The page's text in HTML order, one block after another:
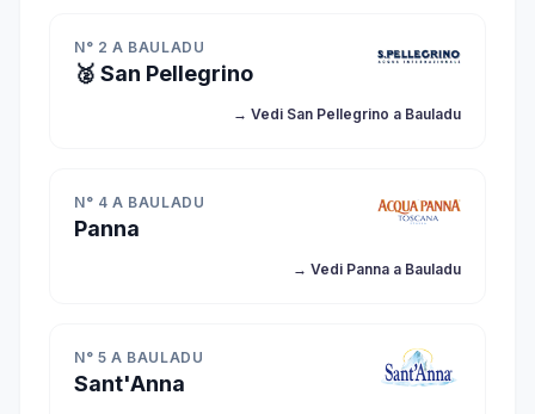
N° 2 A BAULADU
🥈 San Pellegrino
→ Vedi San Pellegrino a Bauladu
N° 4 A BAULADU
Panna
→ Vedi Panna a Bauladu
N° 5 A BAULADU
Sant'Anna